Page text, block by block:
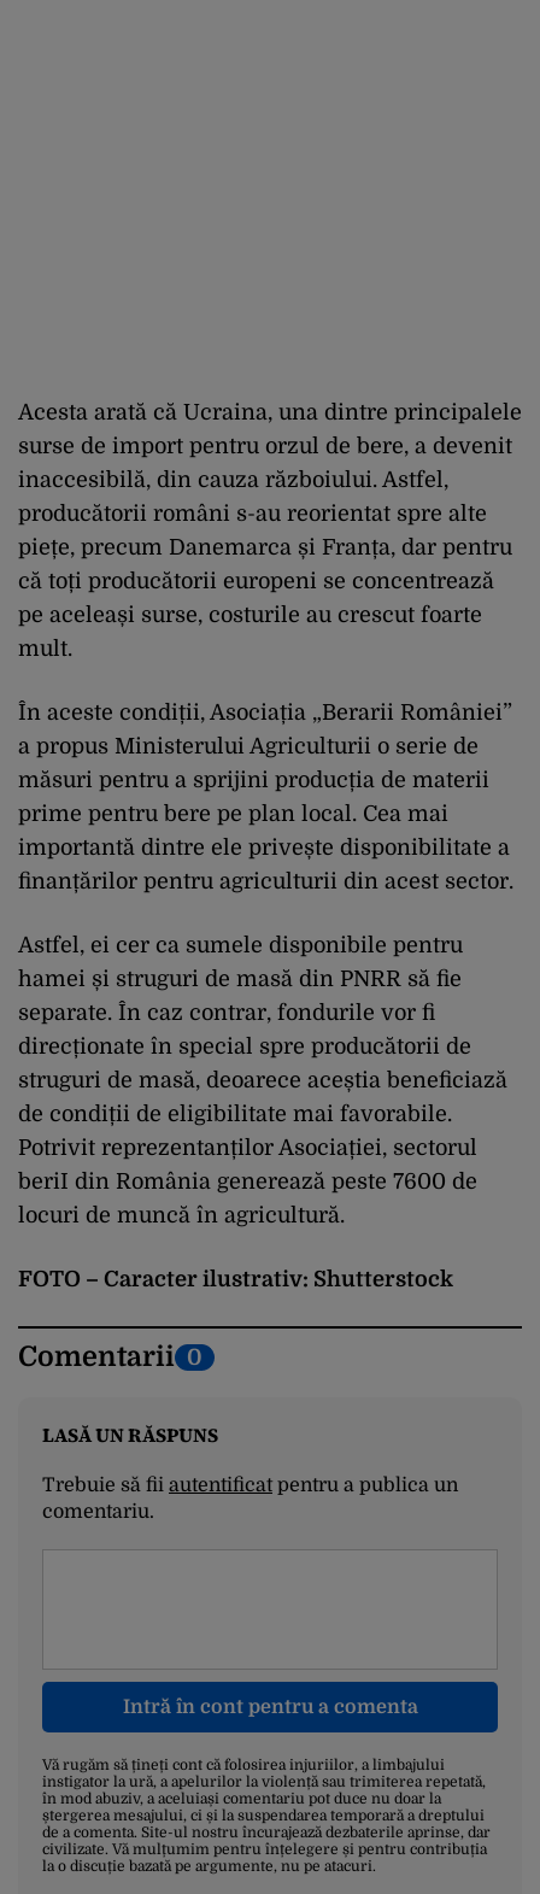
Acesta arată că Ucraina, una dintre principalele
surse de import pentru orzul de bere, a devenit
inaccesibilă, din cauza războiului. Astfel,
producătorii români s-au reorientat spre alte
piețe, precum Danemarca și Franța, dar pentru
că toți producătorii europeni se concentrează
pe aceleași surse, costurile au crescut foarte
mult.
În aceste condiții, Asociația „Berarii României”
a propus Ministerului Agriculturii o serie de
măsuri pentru a sprijini producția de materii
prime pentru bere pe plan local. Cea mai
importantă dintre ele privește disponibilitate a
finanțărilor pentru agriculturii din acest sector.
Astfel, ei cer ca sumele disponibile pentru
hamei și struguri de masă din PNRR să fie
separate. În caz contrar, fondurile vor fi
direcționate în special spre producătorii de
struguri de masă, deoarece aceștia beneficiază
de condiții de eligibilitate mai favorabile.
Potrivit reprezentanților Asociației, sectorul
beriI din România generează peste 7600 de
locuri de muncă în agricultură.
FOTO – Caracter ilustrativ: Shutterstock
Comentarii 0
LASĂ UN RĂSPUNS
Trebuie să fii autentificatpentru a publica un
comentariu.
Intră în cont pentru a comenta
Vă rugăm să țineți cont că folosirea injuriilor, a limbajului
instigator la ură, a apelurilor la violență sau trimiterea repetată,
în mod abuziv, a aceluiași comentariu pot duce nu doar la
ștergerea mesajului, ci și la suspendarea temporară a dreptului
de a comenta. Site-ul nostru încurajează dezbaterile aprinse, dar
civilizate. Vă mulțumim pentru înțelegere și pentru contribuția
la o discuție bazată pe argumente, nu pe atacuri.